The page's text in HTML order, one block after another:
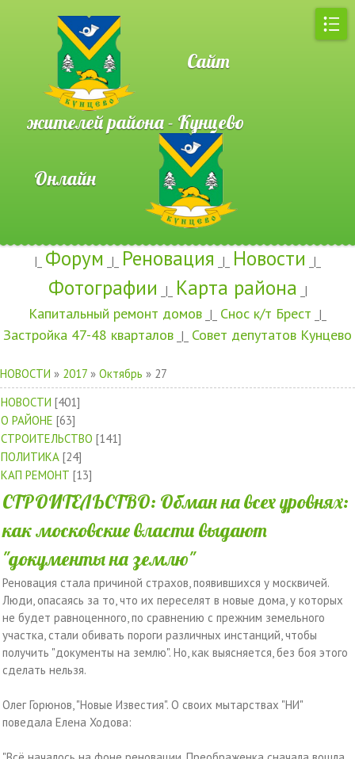
Сайт
жителей района - Кунцево
Онлайн
|_ Форум _|_ Реновация _|_ Новости _|_
Фотографии _|_ Карта района _|
Капитальный ремонт домов _|_ Снос к/т Брест _|_
Застройка 47-48 кварталов _|_ Совет депутатов Кунцево
НОВОСТИ » 2017 » Октябрь » 27
НОВОСТИ [401]
О РАЙОНЕ [63]
СТРОИТЕЛЬСТВО [141]
ПОЛИТИКА [24]
КАП РЕМОНТ [13]
СТРОИТЕЛЬСТВО: Обман на всех уровнях:
как московские власти выдают
"документы на землю"
Реновация стала причиной страхов, появившихся у москвичей.
Люди, опасаясь за то, что их переселят в новые дома, у которых
не будет равноценного, по сравнению с прежним земельного
участка, стали обивать пороги различных инстанций, чтобы
получить "документы на землю". Но, как выясняется, без боя этого
сделать нельзя.
Олег Горюнов, "Новые Известия". О своих мытарствах "НИ"
поведала Елена Ходова: